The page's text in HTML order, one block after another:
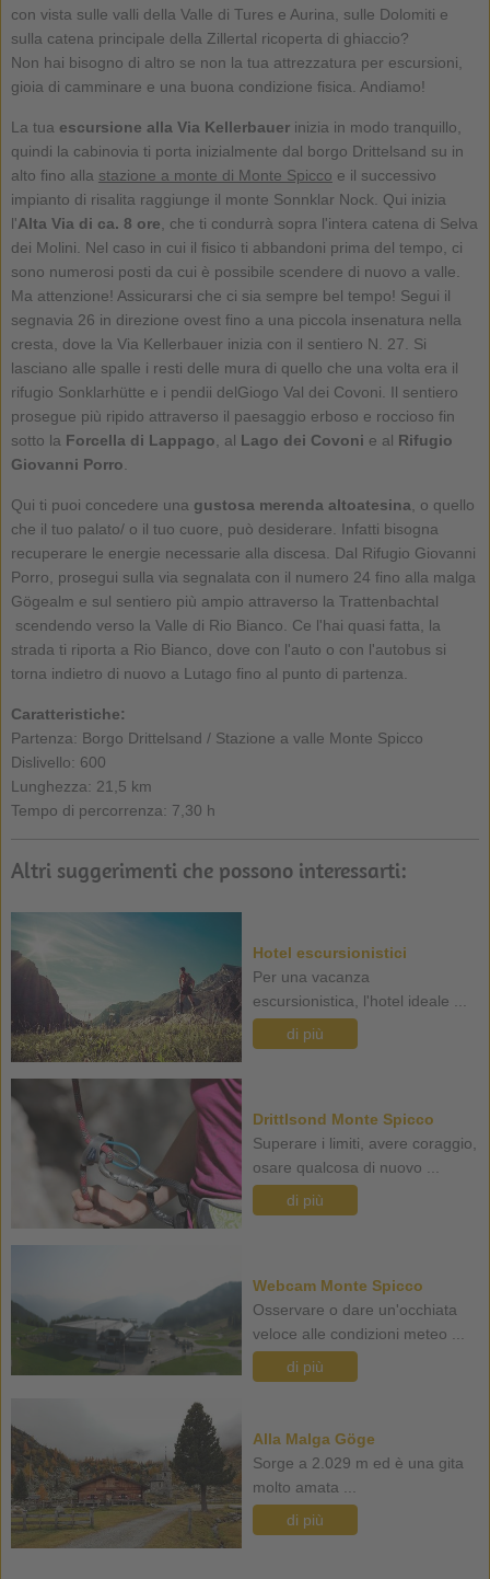
con vista sulle valli della Valle di Tures e Aurina, sulle Dolomiti e
sulla catena principale della Zillertal ricoperta di ghiaccio?
Non hai bisogno di altro se non la tua attrezzatura per escursioni,
gioia di camminare e una buona condizione fisica. Andiamo!
La tua escursione alla Via Kellerbauerinizia in modo tranquillo,
quindi la cabinovia ti porta inizialmente dal borgo Drittelsand su in
alto fino alla stazione a monte di Monte Spicco e il successivo
impianto di risalita raggiunge il monte Sonnklar Nock. Qui inizia
l'Alta Via di ca. 8 ore , che ti condurrà sopra l'intera catena di Selva
dei Molini. Nel caso in cui il fisico ti abbandoni prima del tempo, ci
sono numerosi posti da cui è possibile scendere di nuovo a valle.
Ma attenzione! Assicurarsi che ci sia sempre bel tempo! Segui il
segnavia 26 in direzione ovest fino a una piccola insenatura nella
cresta, dove la Via Kellerbauer inizia con il sentiero N. 27. Si
lasciano alle spalle i resti delle mura di quello che una volta era il
rifugio Sonklarhütte e i pendii delGiogo Val dei Covoni. Il sentiero
prosegue più ripido attraverso il paesaggio erboso e roccioso fin
sotto la Forcella di Lappago , al Lago dei Covoni e al Rifugio
Giovanni Porro
Qui ti puoi concedere una gustosa merenda altoatesina , o quello
che il tuo palato/ o il tuo cuore, può desiderare. Infatti bisogna
recuperare le energie necessarie alla discesa. Dal Rifugio Giovanni
Porro, prosegui sulla via segnalata con il numero 24 fino alla malga
Gögealm e sul sentiero più ampio attraverso la Trattenbachtal
scendendo verso la Valle di Rio Bianco. Ce l'hai quasi fatta, la
strada ti riporta a Rio Bianco, dove con l'auto o con l'autobus si
torna indietro di nuovo a Lutago fino al punto di partenza.
Caratteristiche:
Partenza: Borgo Drittelsand / Stazione a valle Monte Spicco
Dislivello: 600
Lunghezza: 21,5 km
Tempo di percorrenza: 7,30 h
Altri suggerimenti che possono interessarti:
Hotel escursionistici
Per una vacanza
escursionistica, l'hotel ideale ...
di più
Drittlsond Monte Spicco
Superare i limiti, avere coraggio,
osare qualcosa di nuovo ...
di più
Webcam Monte Spicco
Osservare o dare un'occhiata
veloce alle condizioni meteo ...
di più
Alla Malga Göge
Sorge a 2.029 m ed è una gita
molto amata ...
di più